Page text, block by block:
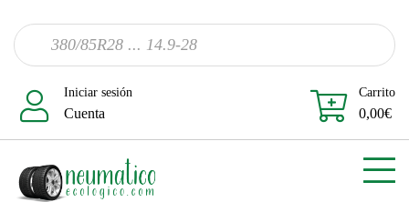
Iniciar sesión
Cuenta
Carrito
0,00€